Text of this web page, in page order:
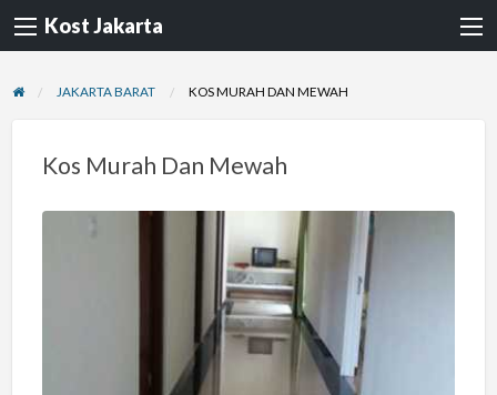
Kost Jakarta
JAKARTA BARAT KOS MURAH DAN MEWAH
Kos Murah Dan Mewah